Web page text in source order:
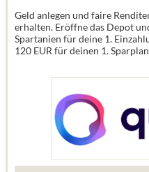
Geld anlegen und faire
erhalten. Eröffne das Depot
Spartanien für deine 1.
120 EUR für deinen 1.